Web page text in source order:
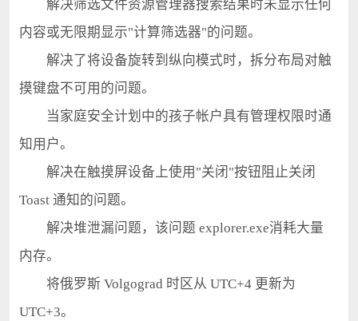
解决筛选文件资源管理器搜索结果时未显示任何
内容或无限期显示"计算筛选器"的问题。
解决了将设备旋转到纵向模式时，拆分布局对触
摸键盘不可用的问题。
当家庭安全计划中的孩子帐户具有管理权限时通
知用户。
解决在触摸屏设备上使用"关闭"按钮阻止关闭
Toast 通知的问题。
解决堆泄漏问题，该问题 explorer.exe消耗大量
内存。
将俄罗斯 Volgograd 时区从 UTC+4 更新为
UTC+3。